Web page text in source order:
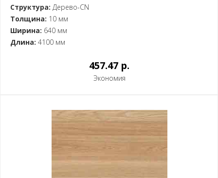
Структура: Дерево-CN
Толщина: 10 мм
Ширина: 640 мм
Длина: 4100 мм
457.47 p.
Экономия